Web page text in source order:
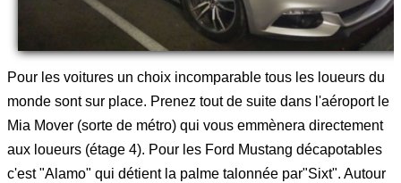
Pour les voitures un choix incomparable tous les loueurs du
monde sont sur place. Prenez tout de suite dans l'aéroport le
Mia Mover (sorte de métro) qui vous emmènera directement
aux loueurs (étage 4). Pour les Ford Mustang décapotables
c'est "Alamo" qui détient la palme talonnée par"Sixt". Autour